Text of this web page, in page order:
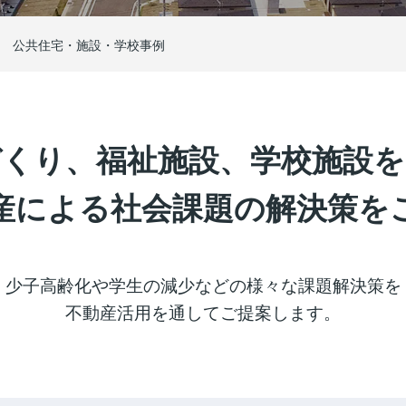
公共住宅・施設・学校事例
り、福祉施設、学校施設
による社会課題の解決策を
少子高齢化や学生の減少などの様々な課題解決策を
不動産活用を通してご提案します。